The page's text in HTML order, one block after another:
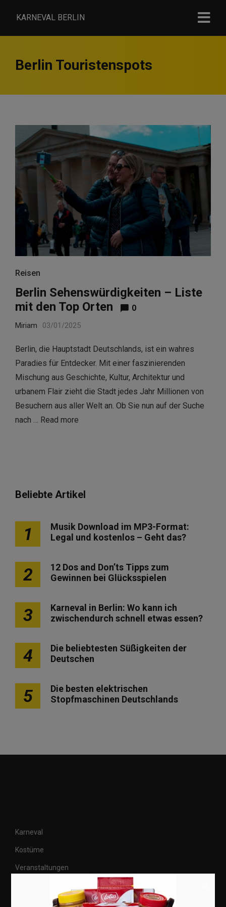
KARNEVAL BERLIN
Berlin Touristenspots
Reisen
Berlin Sehenswürdigkeiten – Liste
mit den Top Orten
0
Miriam 03/01/2025
Berlin, die Hauptstadt Deutschlands, ist ein wahres
Paradies für Entdecker. Mit einer faszinierenden
Mischung aus Geschichte, Kultur, Architektur und
urbanem Flair zieht die Stadt jedes Jahr Millionen von
Besuchern aus aller Welt an. Ob Sie nun auf der Suche
nach … Read more
Beliebte Artikel
1
Musik Download im MP3-Format:
Legal und kostenlos – Geht das?
2
12 Dos and Don’ts Tipps zum
Gewinnen bei Glücksspielen
3
Karneval in Berlin: Wo kann ich
zwischendurch schnell etwas essen?
4
Die beliebtesten Süßigkeiten der
Deutschen
5
Die besten elektrischen
Stopfmaschinen Deutschlands
Karneval
Kostüme
Veranstaltungen